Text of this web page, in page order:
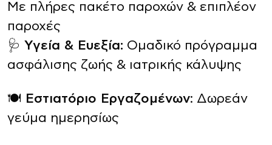
Με πλήρες πακέτο παροχών & επιπλέον
παροχές
🩺 Υγεία & Ευεξία: Ομαδικό πρόγραμμα
ασφάλισης ζωής & ιατρικής κάλυψης
🍽️ Εστιατόριο Εργαζομένων: Δωρεάν
γεύμα ημερησίως